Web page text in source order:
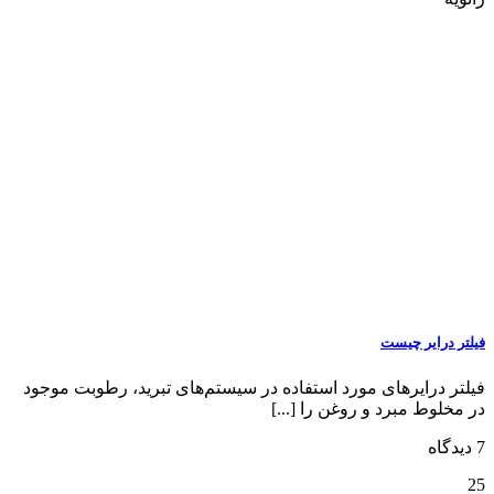
فیلتر درایر چیست
فیلتر درایرهای مورد استفاده در سیستم‌های تبرید، رطوبت موجود
در مخلوط مبرد و روغن را [...]
7 دیدگاه
25